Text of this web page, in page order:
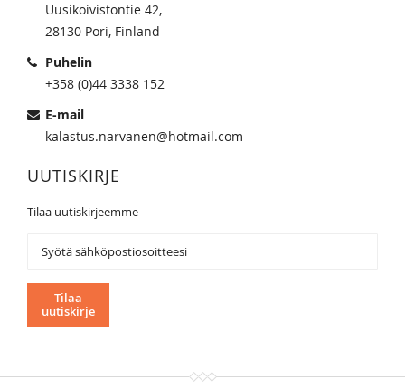
Uusikoivistontie 42,
28130 Pori, Finland
Puhelin
+358 (0)44 3338 152
E-mail
kalastus.narvanen@hotmail.com
UUTISKIRJE
Tilaa uutiskirjeemme
uutiskirjeemme:
Tilaa
uutiskirje